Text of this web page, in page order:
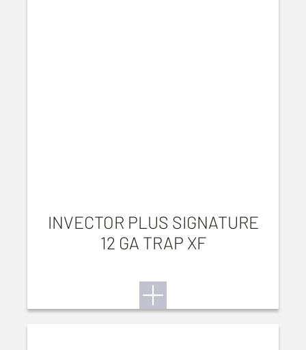
INVECTOR PLUS SIGNATURE
12 GA TRAP XF